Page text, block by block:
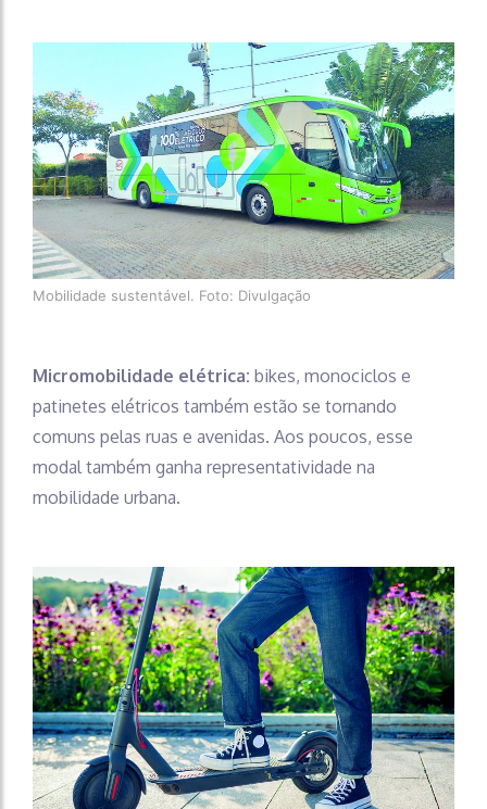
Mobilidade sustentável. Foto: Divulgação
Micromobilidade elétrica: bikes, monociclos e
patinetes elétricos também estão se tornando
comuns pelas ruas e avenidas. Aos poucos, esse
modal também ganha representatividade na
mobilidade urbana.